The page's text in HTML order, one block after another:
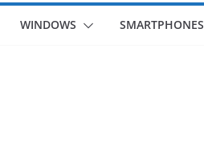
WINDOWS SMARTPHONES